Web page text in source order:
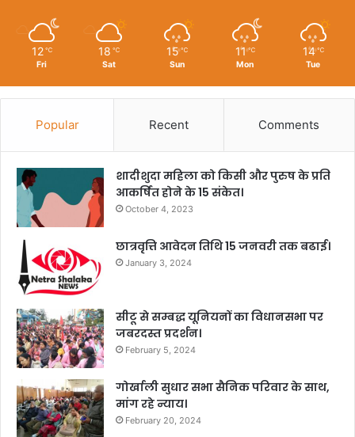
12 ℃
Fri
18 ℃
Sat
15 ℃
Sun
11 ℃
Mon
14 ℃
Tue
Popular Recent Comments
शादीशुदा महिला को किसी और पुरुष के प्रति
आकर्षित होने के 15 संकेत।
October 4, 2023
छात्रवृत्ति आवेदन तिथि 15 जनवरी तक बढाई।
January 3, 2024
सीटू से सम्बद्ध यूनियनों का विधानसभा पर
जबरदस्त प्रदर्शन।
February 5, 2024
गोर्खाली सुधार सभा सैनिक परिवार के साथ,
मांग रहे न्याय।
February 20, 2024